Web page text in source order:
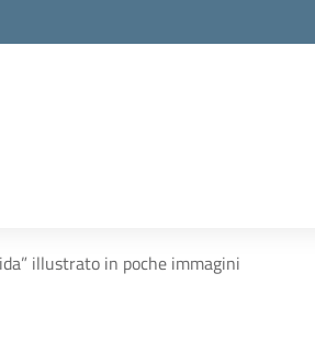
illustrato in poche immagini